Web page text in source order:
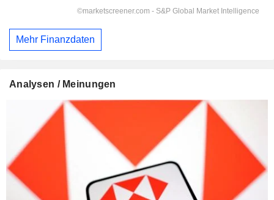
Mehr Finanzdaten
Analysen / Meinungen